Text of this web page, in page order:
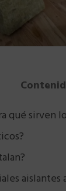
qué sirven
aislantes